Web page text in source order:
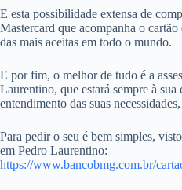
E esta possibilidade extensa de
Mastercard que acompanha o
das mais aceitas em todo o mundo.
E por fim, o melhor de tudo é a
Laurentino, que estará sempre à
entendimento das suas
Para pedir o seu é bem simples,
em Pedro Laurentino:
https://www.bancobmg.com.br/